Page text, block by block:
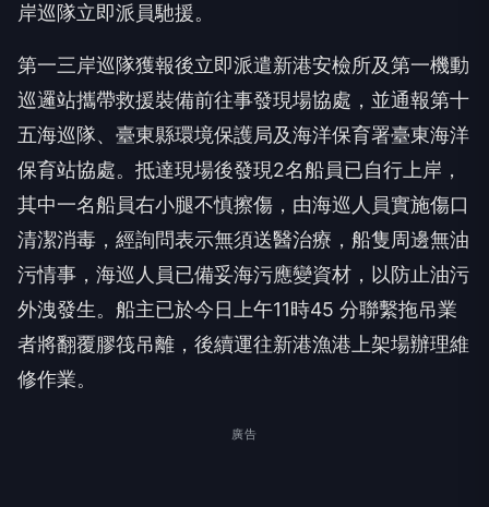
岸巡隊立即派員馳援。
第一三岸巡隊獲報後立即派遣新港安檢所及第一機動
巡邏站攜帶救援裝備前往事發現場協處，並通報第十
五海巡隊、臺東縣環境保護局及海洋保育署臺東海洋
保育站協處。抵達現場後發現2名船員已自行上岸，
其中一名船員右小腿不慎擦傷，由海巡人員實施傷口
清潔消毒，經詢問表示無須送醫治療，船隻周邊無油
污情事，海巡人員已備妥海污應變資材，以防止油污
外洩發生。船主已於今日上午11時45 分聯繫拖吊業
者將翻覆膠筏吊離，後續運往新港漁港上架場辦理維
修作業。
廣告